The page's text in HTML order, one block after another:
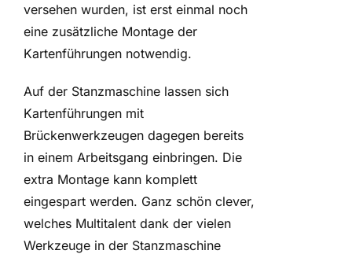
versehen wurden, ist erst einmal noch
eine zusätzliche Montage der
Kartenführungen notwendig.
Auf der Stanzmaschine lassen sich
Kartenführungen mit
Brückenwerkzeugen dagegen bereits
in einem Arbeitsgang einbringen. Die
extra Montage kann komplett
eingespart werden. Ganz schön clever,
welches Multitalent dank der vielen
Werkzeuge in der Stanzmaschine